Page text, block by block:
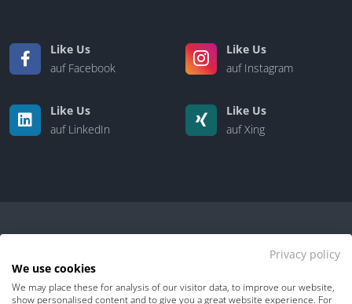
Like Us
auf Facebook
Like Us
auf Instagram
Like Us
auf LinkedIn
Like Us
auf Xing
Kontakt | Über uns
Privacy policy
We use cookies
We may place these for analysis of our visitor data, to improve our website,
show personalised content and to give you a great website experience. For